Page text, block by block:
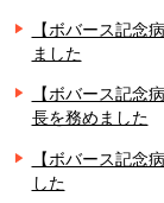
【ボバース記念
ました
【ボバース記念
長を務めました
【ボバース記念
した